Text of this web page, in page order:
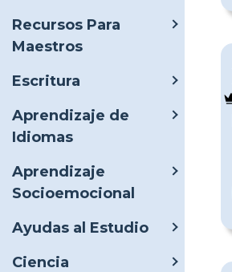
Recursos Para
Maestros
Escritura
Aprendizaje de
Idiomas
Aprendizaje
Socioemocional
Ayudas al Estudio
Ciencia